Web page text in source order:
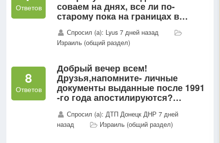
Ответов
соваем на днях, все ли по-
старому пока на границах в
??Спросил (а): Lyus 7 дней назад
Израиль (общий раздел)
8
Ответов
Добрый вечер всем!
Друзья,напомните- личные
документы выданные после 1991
-го года апостилируются?
свежую повторку СОБ
мамы(еврейки) апостилировать
Спросил (а): ДТП Донецк ДНР 7 дней
назад
Израиль (общий раздел)